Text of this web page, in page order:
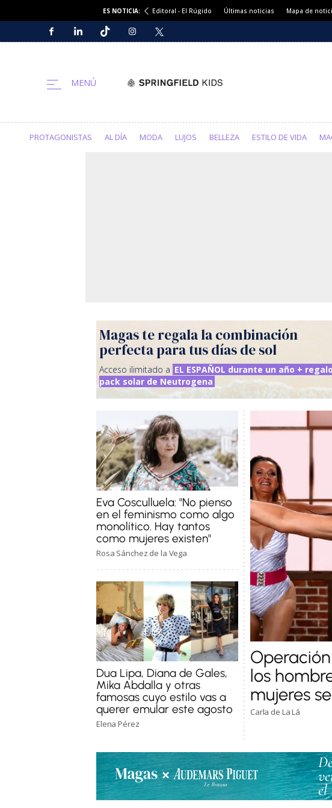
ES NOTICIA: Editoral - El Rúgido Últimas noticias Mapa de
PROTAGONISTAS AL DÍA MODA LUJOS BELLEZA ESTILO DE VIDA
Magas te regala la combinación
perfecta para tus días de sol
Acceso ilimitado a EL ESPAÑOL durante un año + regalo
pack solar de Neutrogena
Eva Cosculluela: "No pienso
en el feminismo como algo
monolítico. Hay tantos
como mujeres existen"
Rosa Sánchez de la Vega
Dua Lipa, Diana de Gales,
Mika Abdalla y otras
famosas cuyo estilo vas a
querer emular este agosto
Elena Pérez
los
mujeres
Carla de La Lá
el